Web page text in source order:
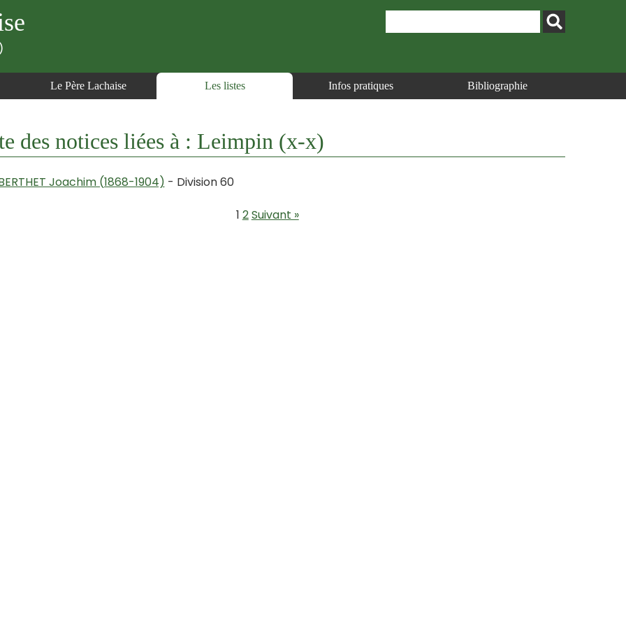
Le Père Lachaise Les listes Infos pratiques Bibliographie
des notices liées à : Leimpin (x-x)
Joachim (1868-1904) - Division 60
1 2Suivant »